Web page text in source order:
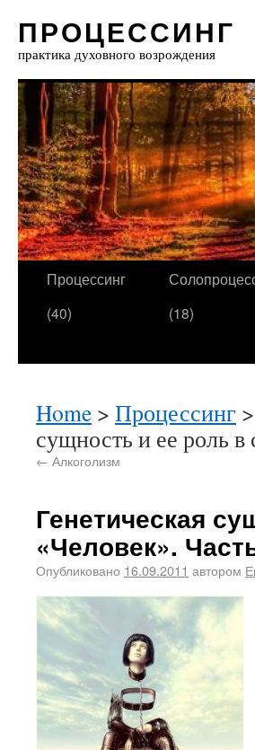
ПРОЦЕССИНГ
практика духовного возрождения
Процессинг
(40)
(18)
Home > Процессинг >
сущность и ее роль в
← Алкоголизм
Генетическая
«Человек».
Опубликовано 16.09.2011 автором